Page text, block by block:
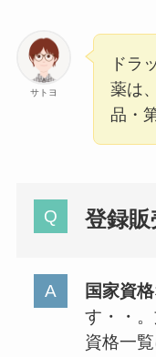
サトヨ
ドラ
薬は
品・
登録販
国家資格
す・・
資格一